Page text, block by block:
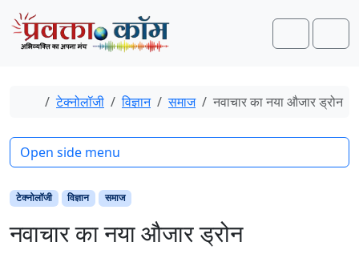
Skip to content
Skip to footer
Search
Home
टेक्नोलॉजी विज्ञान समाज नवाचार का नया औजार ड्रोन
टेक्नोलॉजी विज्ञान समाज
नवाचार का नया औजार ड्रोन
Open side menu